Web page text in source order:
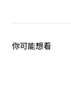
你可能想看